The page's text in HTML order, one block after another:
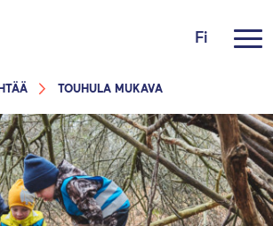
Fi
TOUHULA MUKAVA